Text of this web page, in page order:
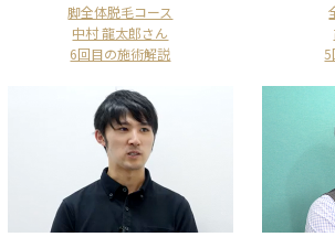
脚全体脱毛コース
中村 龍太郎さん
6回目の施術解説
5